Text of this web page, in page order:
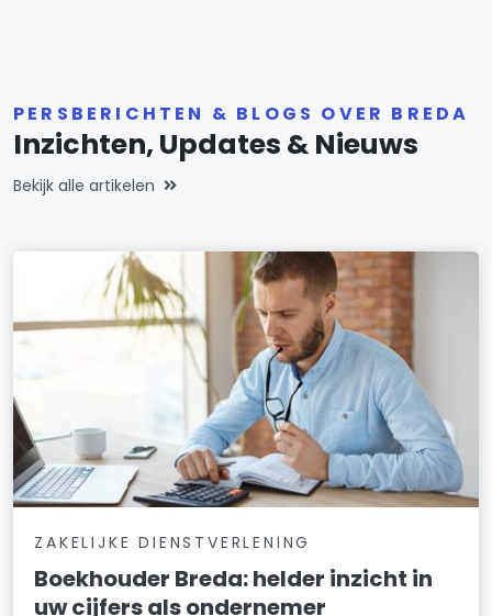
PERSBERICHTEN & BLOGS OVER BREDA
Inzichten, Updates & Nieuws
Bekijk alle artikelen
ZAKELIJKE DIENSTVERLENING
Boekhouder Breda: helder inzicht in
uw cijfers als ondernemer